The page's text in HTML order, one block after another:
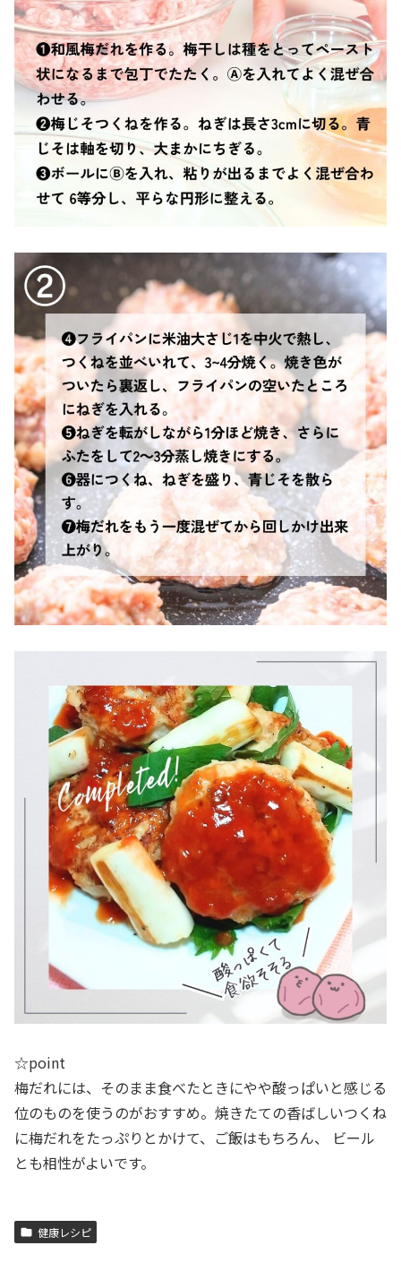
☆point
梅だれには、そのまま食べたときにやや酸っぱいと感じる
位のものを使うのがおすすめ。焼きたての香ばしいつくね
に梅だれをたっぷりとかけて、ご飯はもちろん、 ビール
とも相性がよいです。
健康レシピ